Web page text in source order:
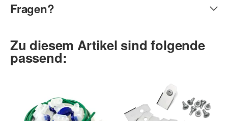
Fragen?
Zu diesem Artikel sind folgende
passend: